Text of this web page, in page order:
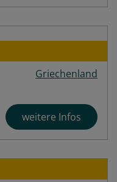
Griechenland
weitere Infos